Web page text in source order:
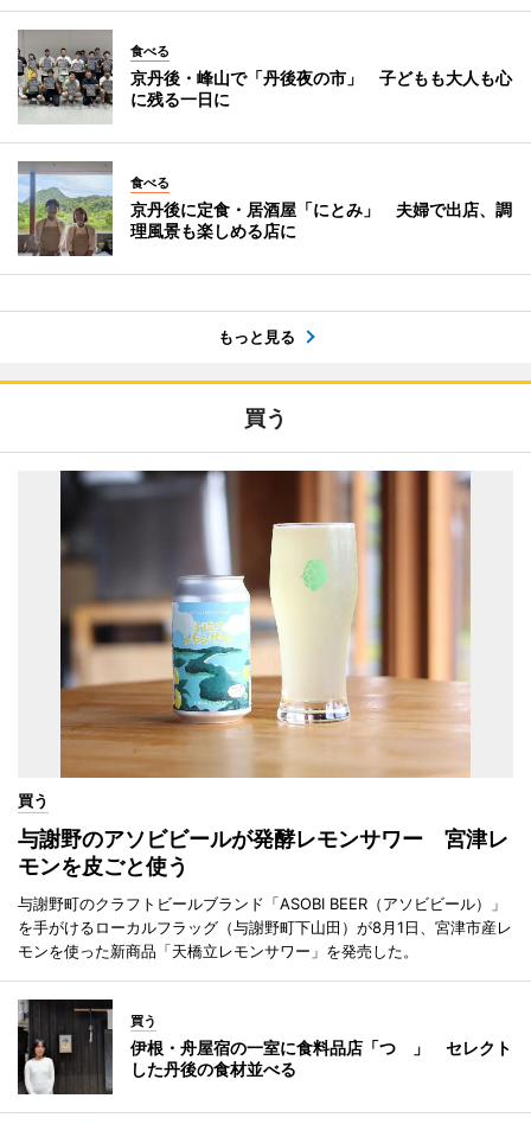
食べる
京丹後・峰山で「丹後夜の市」 子どもも大人も心
に残る一日に
食べる
京丹後に定食・居酒屋「にとみ」 夫婦で出店、調
理風景も楽しめる店に
もっと見る
買う
買う
与謝野のアソビビールが発酵レモンサワー 宮津レ
モンを皮ごと使う
与謝野町のクラフトビールブランド「ASOBI BEER（アソビビール）」
を手がけるローカルフラッグ（与謝野町下山田）が8月1日、宮津市産レ
モンを使った新商品「天橋立レモンサワー」を発売した。
買う
伊根・舟屋宿の一室に食料品店「つゝ」 セレクト
した丹後の食材並べる